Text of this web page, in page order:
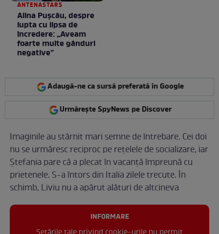
ANTENASTARS
Alina Pușcău, despre
lupta cu lipsa de
încredere: „Aveam
foarte multe gânduri
negative”
Adaugă-ne ca sursă preferată în Google
Urmărește SpyNews pe Discover
Imaginile au stârnit mari semne de întrebare. Cei doi
nu se urmăresc reciproc pe rețelele de socializare, iar
Ștefania pare că a plecat în vacanță împreună cu
prietenele. S-a întors din Italia zilele trecute. În
schimb, Liviu nu a apărut alături de altcineva
INFORMARE